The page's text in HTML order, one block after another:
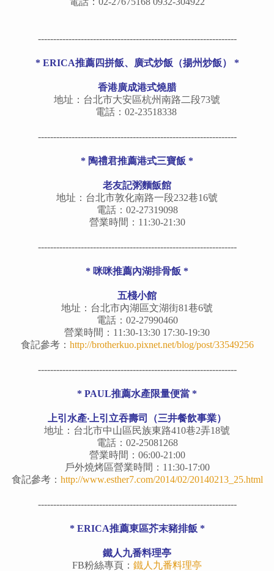
-----------------------------------------------------------------
* ERICA推薦四拼飯、廣式炒飯（揚州炒飯） *
香港廣成港式燒腊
地址：台北市大安區杭州南路二段73號
電話：02-23518338 ‎
-----------------------------------------------------------------
* 陶禮君推薦港式三寶飯 *
老友記粥麵飯館
地址：台北市敦化南路一段232巷16號
電話：02-27319098
營業時間：11:30-21:30
-----------------------------------------------------------------
* 咪咪推薦內湖排骨飯 *
五棧小館
地址：台北市內湖區文湖街81巷6號
電話：02-27990460
營業時間：11:30-13:30 17:30-19:30
食記參考： http://brotherkuo.pixnet.net/blog/post/33549256
-----------------------------------------------------------------
* PAUL推薦水產限量便當 *
上引水產‧上引立吞壽司（三井餐飲事業）
地址：台北市中山區民族東路410巷2弄18號
電話：02-25081268
營業時間：06:00-21:00
戶外燒烤區營業時間：11:30-17:00
食記參考： http://www.esther7.com/2014/02/20140213_25.html
-----------------------------------------------------------------
* ERICA推薦東區芥末豬排飯 *
鐵人九番料理亭
FB粉絲專頁： 鐵人九番料理亭